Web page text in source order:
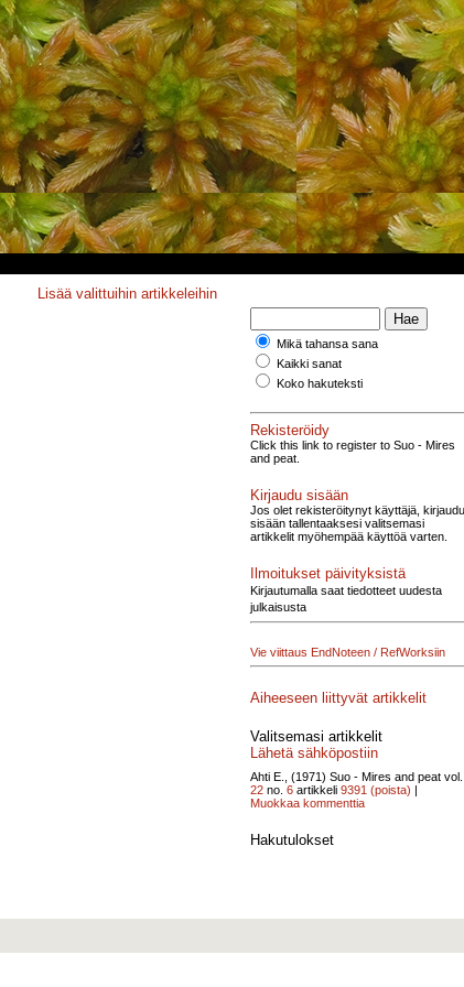
Lisää valittuihin artikkeleihin
Mikä tahansa sana
Kaikki sanat
Koko hakuteksti
Rekisteröidy
Click this link to register to Suo - Mires
and peat.
Kirjaudu sisään
Jos olet rekisteröitynyt käyttäjä, kirjaudu
sisään tallentaaksesi valitsemasi
artikkelit myöhempää käyttöä varten.
Ilmoitukset päivityksistä
Kirjautumalla saat tiedotteet uudesta
julkaisusta
Vie viittaus EndNoteen / RefWorksiin
Aiheeseen liittyvät artikkelit
Valitsemasi artikkelit
Lähetä sähköpostiin
Ahti E., (1971) Suo - Mires and peat vol.
22 no. 6 artikkeli 9391 (poista) |
Muokkaa kommenttia
Hakutulokset